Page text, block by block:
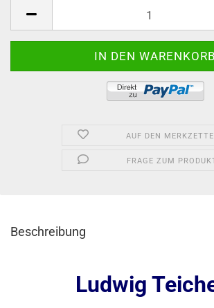
AUF DEN
FRAGE ZUM
Beschreibung
Ludwig